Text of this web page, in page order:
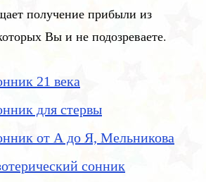
получение прибыли из
Вы и не подозреваете.
21 века
для стервы
от А до Я, Мельникова
сонник